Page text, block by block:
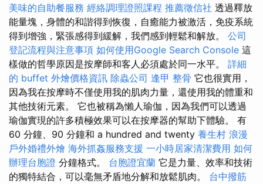
美味的自助餐服務 經絡調理證照課程 推薦徵信社 透過釋放
能量塊，身體的和諧得到恢復，自癒能力被激活，免疫系統
得到增強，緊張感得到緩解，我們感到輕鬆和解放。 公司
登記流程與注意事項 如何使用Google Search Console 這
樣做的哲學原因是按摩師和客人必須處於同一水平。 詳細
的 buffet 外燴價格資訊 除蟲公司 逢甲 整骨 它也很實用，
因為我在按摩時不僅使用我的肌肉力量，還使用我的體重和
其他技術元素。 它也被稱為懶人瑜伽，因為我們可以透過
瑜伽實現的許多積極效果可以在按摩器的幫助下體驗。 有
60 分鐘、90 分鐘和 a hundred and twenty 養生村 浪漫
戶外婚禮外燴 海外抓姦服務支援 一小時居家清潔費用 如何
辦理台胞證 分鐘格式。 台胞證宜蘭 它是力量、效率和技術
的獨特結合，可以毫無矛盾地分解和放鬆肌肉。 台中撥筋